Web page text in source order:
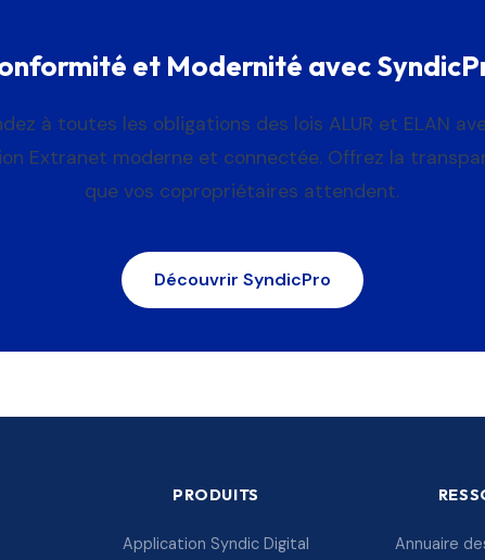
et Modernité avec
à toutes les obligations des lois ALUR et ELAN
Extranet moderne et connectée. Offrez la
que vos copropriétaires attendent.
Découvrir SyndicPro
PRODUITS
Application Syndic Digital Annuaire